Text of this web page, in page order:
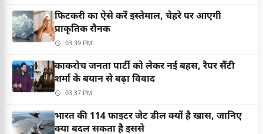
फिटकरी का ऐसे करें इस्तेमाल, चेहरे पर आएगी
प्राकृतिक रौनक
03:39 PM
काकरोच जनता पार्टी को लेकर नई बहस, रैपर सैंटी
शर्मा के बयान से बढ़ा विवाद
03:37 PM
भारत की 114 फाइटर जेट डील क्यों है खास, जानिए
क्या बदल सकता है इससे